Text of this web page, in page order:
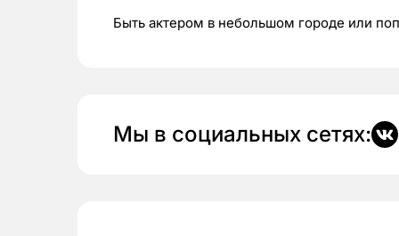
Быть актером в небольшом городе или
Мы в социальных сетях: